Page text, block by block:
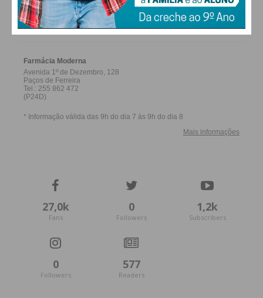
Subscreva a newsletter do
Imediato
atualizada.
condições
FARMACIAS DE SERVIÇO EM PAÇOS DE
FERREIRA
27,0k
Fans
0
Followers
1,2k
Subscribers
0
Followers
577
Readers